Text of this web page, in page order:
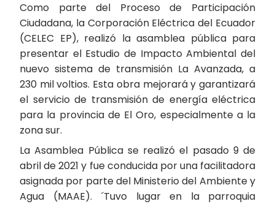
Como parte del Proceso de Participación
Ciudadana, la Corporación Eléctrica del Ecuador
(CELEC EP), realizó la asamblea pública para
presentar el Estudio de Impacto Ambiental del
nuevo sistema de transmisión La Avanzada, a
230 mil voltios. Esta obra mejorará y garantizará
el servicio de transmisión de energía eléctrica
para la provincia de El Oro, especialmente a la
zona sur.
La Asamblea Pública se realizó el pasado 9 de
abril de 2021 y fue conducida por una facilitadora
asignada por parte del Ministerio del Ambiente y
Agua (MAAE). ´Tuvo lugar en la parroquia